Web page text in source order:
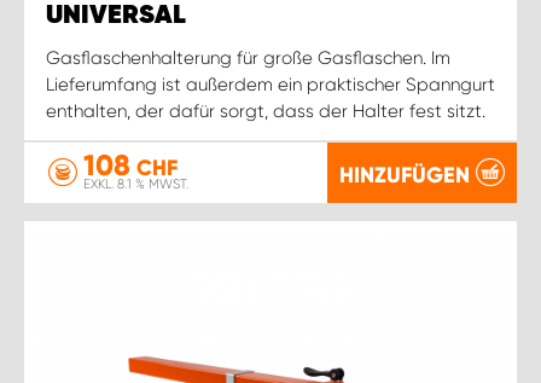
UNIVERSAL
Gasflaschenhalterung für große Gasflaschen. Im
Lieferumfang ist außerdem ein praktischer Spanngurt
enthalten, der dafür sorgt, dass der Halter fest sitzt.
108 CHF
EXKL. 8.1 % MWST. HINZUFÜGEN